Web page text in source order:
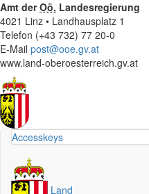
Amt derOö. Landesregierung
4021 Linz • Landhausplatz 1
Telefon (+43 732) 77 20-0
E-Mail post@ooe.gv.at
www.land-oberoesterreich.gv.at
Accesskeys
Land